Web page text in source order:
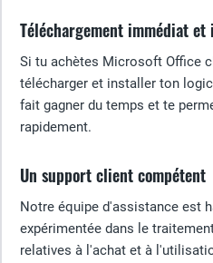
Téléchargement immédiat
Si tu achètes Microsoft Office
télécharger et installer ton
fait gagner du temps et te
rapidement.
Un support client compétent
Notre équipe d'assistance est
expérimentée dans le
relatives à l'achat et à